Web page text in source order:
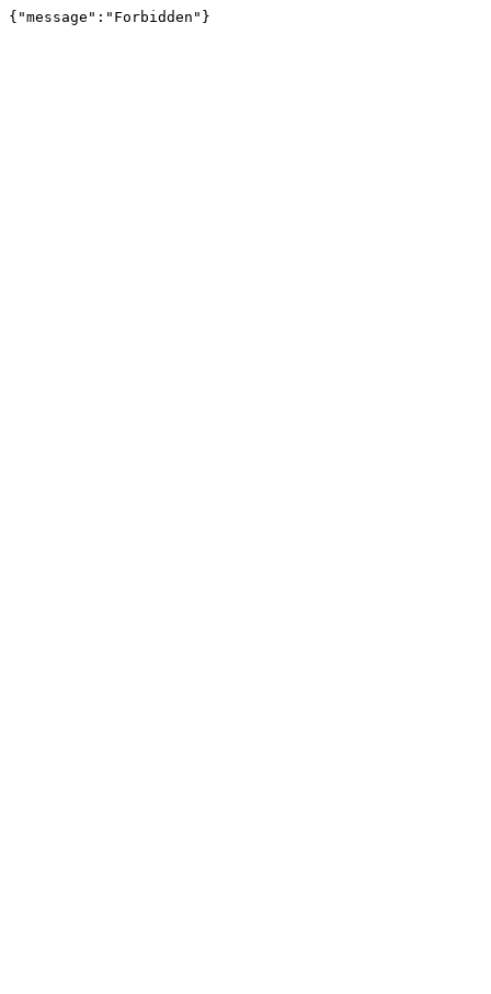
{"message":"Forbidden"}